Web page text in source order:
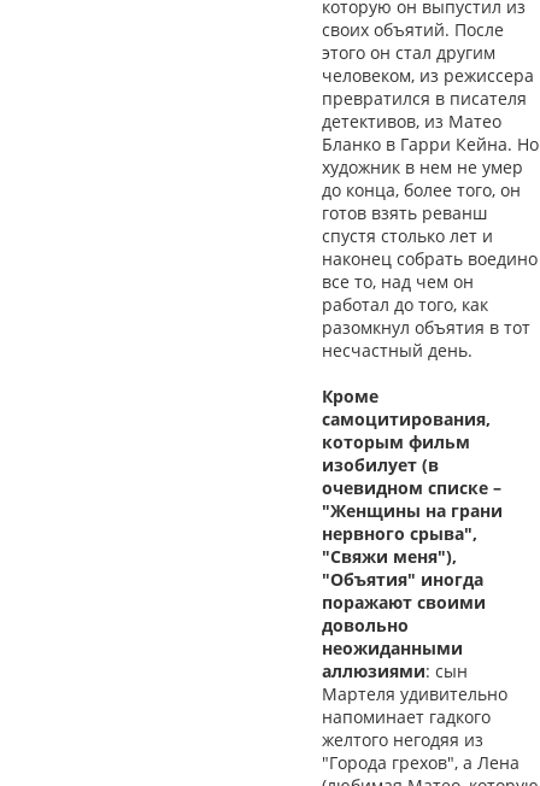
которую он выпустил из
своих объятий. После
этого он стал другим
человеком, из режиссера
превратился в писателя
детективов, из Матео
Бланко в Гарри Кейна. Но
художник в нем не умер
до конца, более того, он
готов взять реванш
спустя столько лет и
наконец собрать воедино
все то, над чем он
работал до того, как
разомкнул объятия в тот
несчастный день.
Кроме
самоцитирования,
которым фильм
изобилует (в
очевидном списке –
"Женщины на грани
нервного срыва",
"Свяжи меня"),
"Объятия" иногда
поражают своими
довольно
неожиданными
аллюзиями: сын
Мартеля удивительно
напоминает гадкого
желтого негодяя из
"Города грехов", а Лена